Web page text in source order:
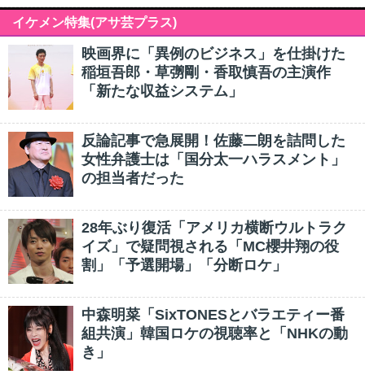
イケメン特集(アサ芸プラス)
映画界に「異例のビジネス」を仕掛けた
稲垣吾郎・草彅剛・香取慎吾の主演作
「新たな収益システム」
反論記事で急展開！佐藤二朗を詰問した
女性弁護士は「国分太一ハラスメント」
の担当者だった
28年ぶり復活「アメリカ横断ウルトラク
イズ」で疑問視される「MC櫻井翔の役
割」「予選開場」「分断ロケ」
中森明菜「SixTONESとバラエティー番
組共演」韓国ロケの視聴率と「NHKの動
き」